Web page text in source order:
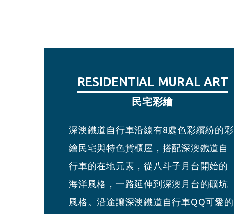
RESIDENTIAL MURAL ART
民宅彩繪
深澳鐵道自行車沿線有8處色彩繽紛的彩
繪民宅與特色貨櫃屋，搭配深澳鐵道自
行車的在地元素，從八斗子月台開始的
海洋風格，一路延伸到深澳月台的礦坑
風格。沿途讓深澳鐵道自行車QQ可愛的
SHEN’AO GIFT SHOP
深澳小賣所
小賣所將過去建基煤礦坑之特色與深澳
鐵道自行車吉祥物豆腐君、象鼻君、山
野君結合，設計活潑逗趣的淘金挖礦情
景。小賣所販售飲料、點心與文創紀念
品等服務。
SHEN’AO STATION
深澳月台
此處為建基煤礦舊址，月台提供現場購
票、網路購票報到與搭乘服務。
BADOUZI STATION
八斗子月台
臨近八斗子火車站，月台提供現場購
票、網路購票報到與搭乘服務。